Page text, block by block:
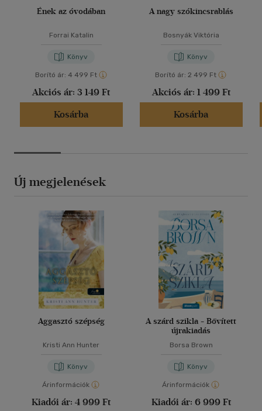
Ének az óvodában
Forrai Katalin
Könyv
Borító ár: 4 499 Ft
Akciós ár: 3 149 Ft
Kosárba
A nagy szókincsrablás
Bosnyák Viktória
Könyv
Borító ár: 2 499 Ft
Akciós ár: 1 499 Ft
Kosárba
Új megjelenések
Aggasztó szépség
Kristi Ann Hunter
Könyv
Árinformációk
Kiadói ár: 4 999 Ft
A szárd szikla - Bővített
újrakiadás
Borsa Brown
Könyv
Árinformációk
Kiadói ár: 6 999 Ft